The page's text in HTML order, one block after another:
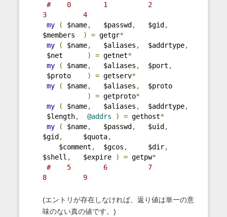
#    0        1          2
3         4
my
( $name, $passwd , $gid ,
$members
) = getgr*
my
( $name, $aliases , $addrtype,
$net
) = getnet*
my
( $name, $aliases , $port ,
$proto
) = getserv*
my
( $name, $aliases ,
$proto
)
= getproto*
my
( $name, $aliases , $addrtype,
$length, @addrs ) = gethost*
my
( $name, $passwd , $uid ,
$gid , $quota,
$comment , $gcos , $dir,
$shell , $expire ) = getpw*
#    5        6          7
8         9
(エントリが存在しなければ、返り値は単一の意
味のない真の値です。)